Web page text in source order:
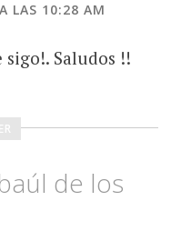
LAS 10:28 AM
sigo!. Saludos !!
de los